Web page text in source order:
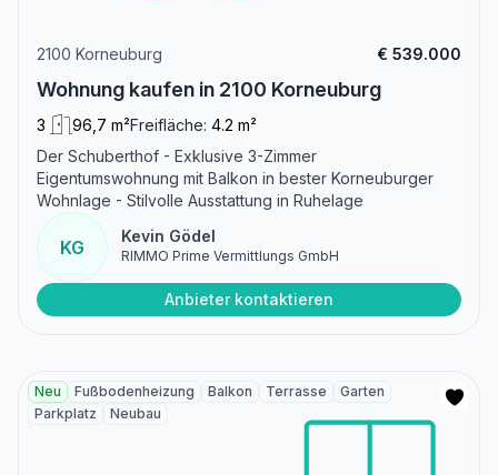
2100 Korneuburg € 539.000
Wohnung kaufen in 2100 Korneuburg
3 96,7 m²Freifläche: 4.2 m²
Der Schuberthof - Exklusive 3-Zimmer
Eigentumswohnung mit Balkon in bester Korneuburger
Wohnlage - Stilvolle Ausstattung in Ruhelage
KG
Kevin Gödel
RIMMO Prime Vermittlungs GmbH
Anbieter kontaktieren
Neu Fußbodenheizung Balkon Terrasse
Garten
Parkplatz
Neubau